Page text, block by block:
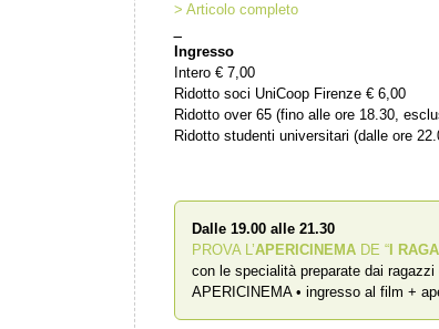
> Articolo completo
Ingresso
Intero € 7,00
Ridotto soci UniCoop Firenze € 6,00
Ridotto over 65 (fino alle ore 18.30,
Ridotto studenti universitari (dalle ore
Dalle 19.00 alle 21.30
PROVA L’APERICINEMA DE “ I
con le specialità preparate dai
APERICINEMA • ingresso al film +